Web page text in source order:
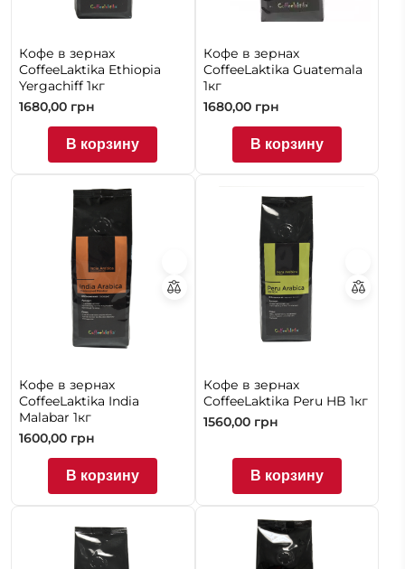
Кофе в зернах
CoffeeLaktika Ethiopia
Yergachiff 1кг
1680,00 грн
В корзину
Кофе в зернах
CoffeeLaktika Guatemala
1кг
1680,00 грн
В корзину
Кофе в зернах
CoffeeLaktika India
Malabar 1кг
1600,00 грн
В корзину
Кофе в зернах
CoffeeLaktika Peru HB 1кг
1560,00 грн
В корзину